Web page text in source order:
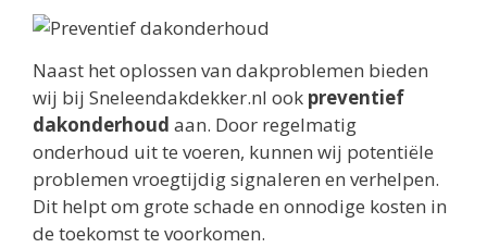
Naast het oplossen van dakproblemen bieden
wij bij Sneleendakdekker.nl ook preventief
dakonderhoud aan. Door regelmatig
onderhoud uit te voeren, kunnen wij potentiële
problemen vroegtijdig signaleren en verhelpen.
Dit helpt om grote schade en onnodige kosten in
de toekomst te voorkomen.